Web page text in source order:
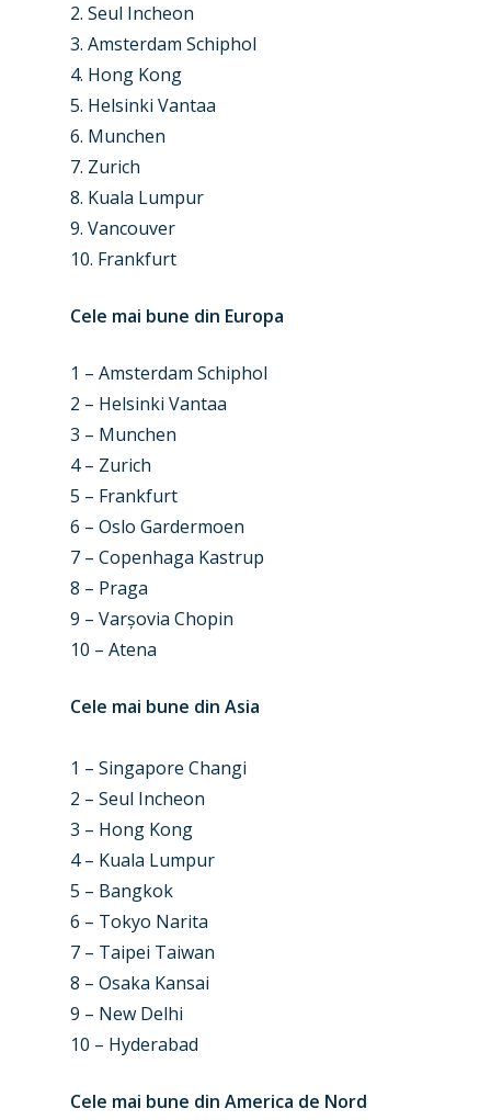
2. Seul Incheon
3. Amsterdam Schiphol
4. Hong Kong
5. Helsinki Vantaa
6. Munchen
7. Zurich
8. Kuala Lumpur
9. Vancouver
10. Frankfurt
Cele mai bune din Europa
1 – Amsterdam Schiphol
2 – Helsinki Vantaa
3 – Munchen
4 – Zurich
5 – Frankfurt
6 – Oslo Gardermoen
7 – Copenhaga Kastrup
8 – Praga
9 – Varșovia Chopin
10 – Atena
Cele mai bune din Asia
1 – Singapore Changi
2 – Seul Incheon
3 – Hong Kong
4 – Kuala Lumpur
5 – Bangkok
6 – Tokyo Narita
7 – Taipei Taiwan
8 – Osaka Kansai
9 – New Delhi
10 – Hyderabad
Cele mai bune din America de Nord
Business Jets